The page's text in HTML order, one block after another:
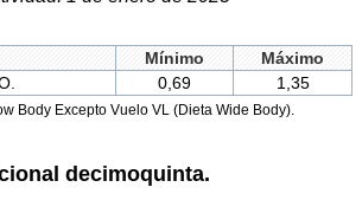
Mínimo
Máximo
0,69 1,35
Body Excepto Vuelo VL (Dieta Wide Body).
decimoquinta.